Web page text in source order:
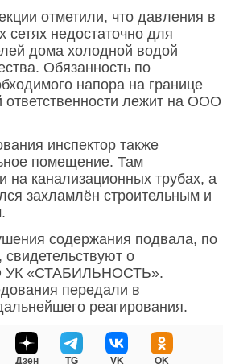
отметили, что давления в
сетях недостаточно для
дома холодной водой
Обязанность по
напора на границе
ответственности лежит на ООО
инспектор также
помещение. Там
на канализационных трубах, а
захламлён строительным и
содержания подвала, по
о
УК «СТАБИЛЬНОСТЬ».
передали в
реагирования.
Дзен TG VK OK